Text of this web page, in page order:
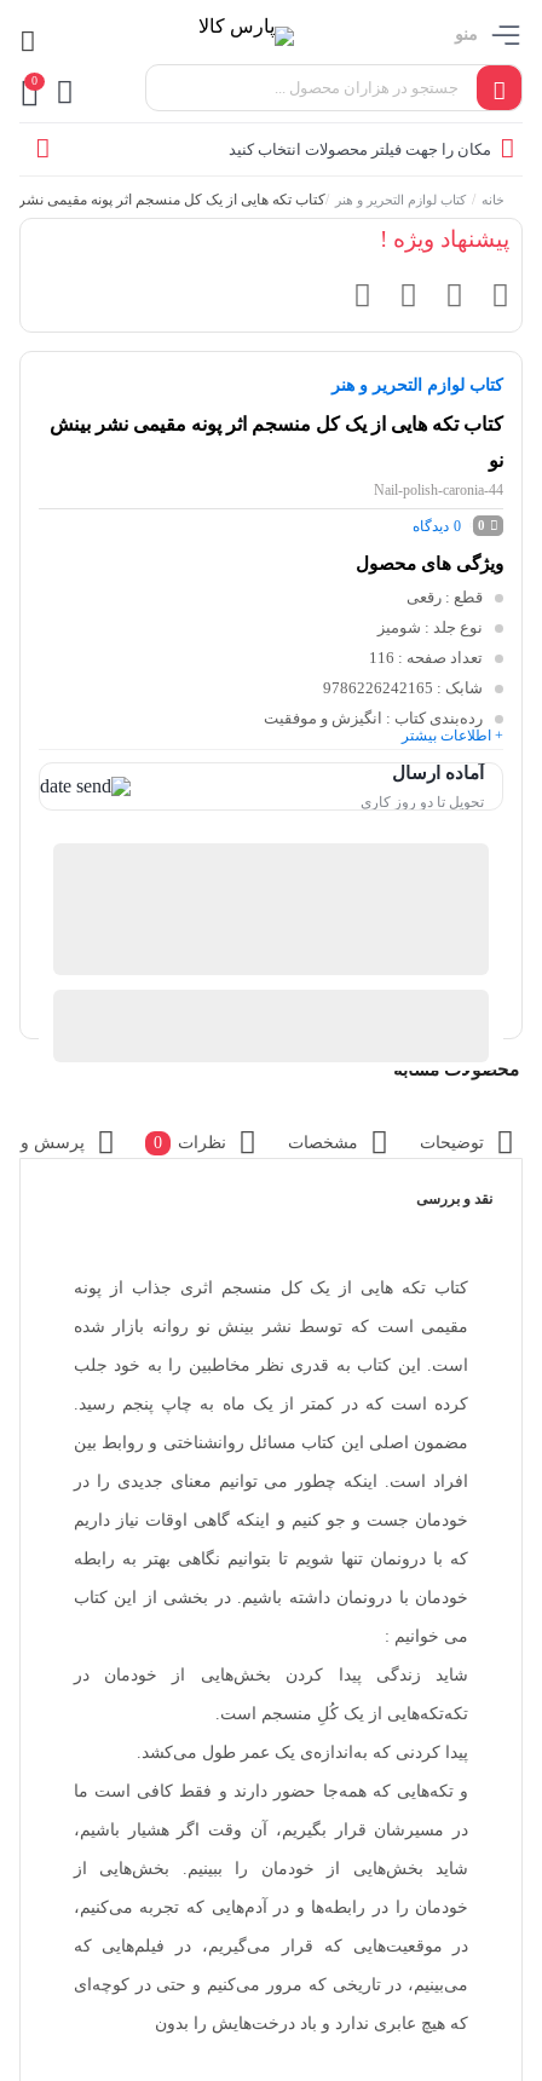
منو
0
مکان را جهت فیلتر محصولات انتخاب کنید
خانه / کتاب لوازم التحریر و هنر /کتاب تکه هایی از یک کل منسجم اثر پونه مقیمی نشر
پیشنهاد ویژه !
کتاب لوازم التحریر و هنر
کتاب تکه هایی از یک کل منسجم اثر پونه مقیمی نشر بینش
نو
Nail-polish-caronia-44
0
0 دیدگاه
ویژگی های محصول
قطع : رقعی
نوع جلد : شومیز
تعداد صفحه : 116
شابک : 9786226242165
رده‌بندی کتاب : انگیزش و موفقیت
+ اطلاعات بیشتر
آماده ارسال
تحویل تا دو روز کاری
محصولات مشابه
توضیحات مشخصات نظرات 0 پرسش و
نقد و بررسی
کتاب تکه هایی از یک کل منسجم اثری جذاب از پونه
مقیمی است که توسط نشر بینش نو روانه بازار شده
است. این کتاب به قدری نظر مخاطبین را به خود جلب
کرده است که در کمتر از یک ماه به چاپ پنجم رسید.
مضمون اصلی این کتاب مسائل روانشناختی و روابط بین
افراد است. اینکه چطور می توانیم معنای جدیدی را در
خودمان جست و جو کنیم و اینکه گاهی اوقات نیاز داریم
که با درونمان تنها شویم تا بتوانیم نگاهی بهتر به رابطه
خودمان با درونمان داشته باشیم. در بخشی از این کتاب
می خوانیم :
شاید زندگی پیدا کردن بخش‌هایی از خودمان در
تکه‌تکه‌هایی از یک کُلِ منسجم است.
پیدا کردنی که به‌اندازه‌ی یک عمر طول می‌کشد.
و تکه‌هایی که همه‌جا حضور دارند و فقط کافی است ما
در مسیرشان قرار بگیریم، آن وقت اگر هشیار باشیم،
شاید بخش‌هایی از خودمان را ببینیم. بخش‌هایی از
خودمان را در رابطه‌ها و در آدم‌هایی که تجربه می‌کنیم،
در موقعیت‌هایی که قرار می‌گیریم، در فیلم‌هایی که
می‌بینیم، در تاریخی که مرور می‌کنیم و حتی در کوچه‌ای
که هیچ عابری ندارد و باد درخت‌هایش را بدون